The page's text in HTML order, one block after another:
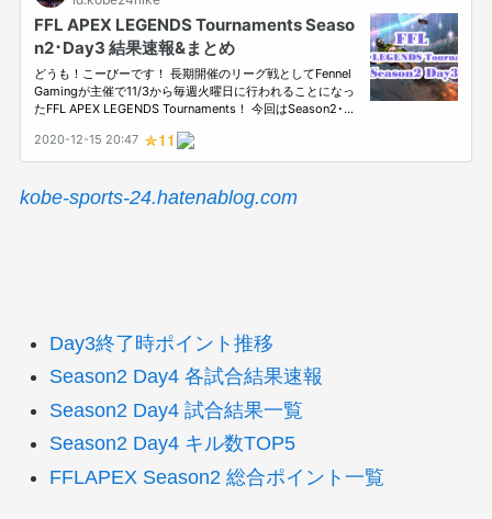
kobe-sports-24.hatenablog.com
Day3終了時ポイント推移
Season2 Day4 各試合結果速報
Season2 Day4 試合結果一覧
Season2 Day4 キル数TOP5
FFLAPEX Season2 総合ポイント一覧